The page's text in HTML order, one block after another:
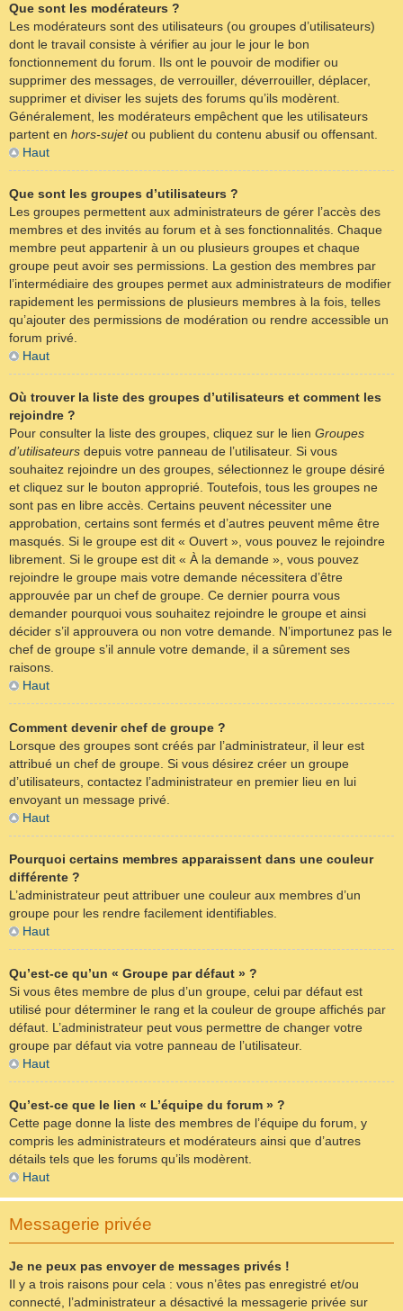
Que sont les modérateurs ?
Les modérateurs sont des utilisateurs (ou groupes d’utilisateurs)
dont le travail consiste à vérifier au jour le jour le bon
fonctionnement du forum. Ils ont le pouvoir de modifier ou
supprimer des messages, de verrouiller, déverrouiller, déplacer,
supprimer et diviser les sujets des forums qu’ils modèrent.
Généralement, les modérateurs empêchent que les utilisateurs
partent en hors-sujetou publient du contenu abusif ou offensant.
Haut
Que sont les groupes d’utilisateurs ?
Les groupes permettent aux administrateurs de gérer l’accès des
membres et des invités au forum et à ses fonctionnalités. Chaque
membre peut appartenir à un ou plusieurs groupes et chaque
groupe peut avoir ses permissions. La gestion des membres par
l’intermédiaire des groupes permet aux administrateurs de modifier
rapidement les permissions de plusieurs membres à la fois, telles
qu’ajouter des permissions de modération ou rendre accessible un
forum privé.
Haut
Où trouver la liste des groupes d’utilisateurs et comment les
rejoindre ?
Pour consulter la liste des groupes, cliquez sur le lien Groupes
d’utilisateurs depuis votre panneau de l’utilisateur. Si vous
souhaitez rejoindre un des groupes, sélectionnez le groupe désiré
et cliquez sur le bouton approprié. Toutefois, tous les groupes ne
sont pas en libre accès. Certains peuvent nécessiter une
approbation, certains sont fermés et d’autres peuvent même être
masqués. Si le groupe est dit « Ouvert », vous pouvez le rejoindre
librement. Si le groupe est dit « À la demande », vous pouvez
rejoindre le groupe mais votre demande nécessitera d’être
approuvée par un chef de groupe. Ce dernier pourra vous
demander pourquoi vous souhaitez rejoindre le groupe et ainsi
décider s’il approuvera ou non votre demande. N’importunez pas le
chef de groupe s’il annule votre demande, il a sûrement ses
raisons.
Haut
Comment devenir chef de groupe ?
Lorsque des groupes sont créés par l’administrateur, il leur est
attribué un chef de groupe. Si vous désirez créer un groupe
d’utilisateurs, contactez l’administrateur en premier lieu en lui
envoyant un message privé.
Haut
Pourquoi certains membres apparaissent dans une couleur
différente ?
L’administrateur peut attribuer une couleur aux membres d’un
groupe pour les rendre facilement identifiables.
Haut
Qu’est-ce qu’un « Groupe par défaut » ?
Si vous êtes membre de plus d’un groupe, celui par défaut est
utilisé pour déterminer le rang et la couleur de groupe affichés par
défaut. L’administrateur peut vous permettre de changer votre
groupe par défaut via votre panneau de l’utilisateur.
Haut
Qu’est-ce que le lien « L’équipe du forum » ?
Cette page donne la liste des membres de l’équipe du forum, y
compris les administrateurs et modérateurs ainsi que d’autres
détails tels que les forums qu’ils modèrent.
Haut
Messagerie privée
Je ne peux pas envoyer de messages privés !
Il y a trois raisons pour cela : vous n’êtes pas enregistré et/ou
connecté, l’administrateur a désactivé la messagerie privée sur